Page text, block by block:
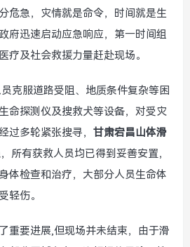
危急，灾情就是命令，时间就是生
府迅速启动应急响应，第一时间组
疗及社会救援力量赶赴现场。
克服道路受阻、地质条件复杂等困
命探测仪及搜救犬等设备，对受灾
过多轮紧张搜寻， 甘肃宕昌山体滑
，所有获救人员均已得到妥善安置，
体检查和治疗，大部分人员生命体
轻伤。
重要进展,但现场并未结束，由于滑